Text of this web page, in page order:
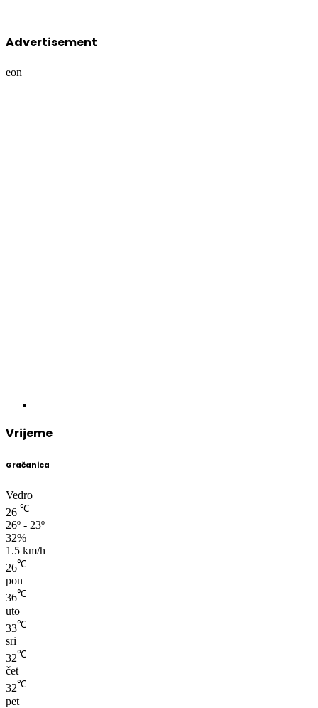
Advertisement
eon
Vrijeme
Gračanica
Vedro
26 ℃
26º - 23º
32%
1.5 km/h
26℃
pon
36℃
uto
33℃
sri
32℃
čet
32℃
pet